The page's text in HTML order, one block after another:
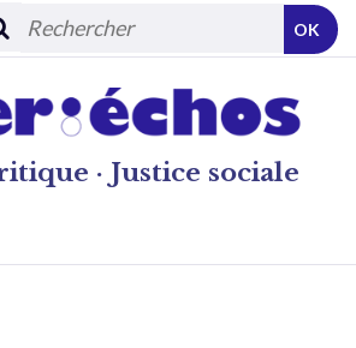
· Justice sociale
OK